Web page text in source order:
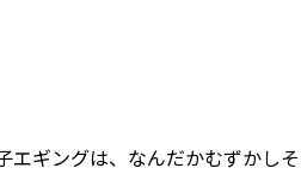
ギングは、なんだかむずかし